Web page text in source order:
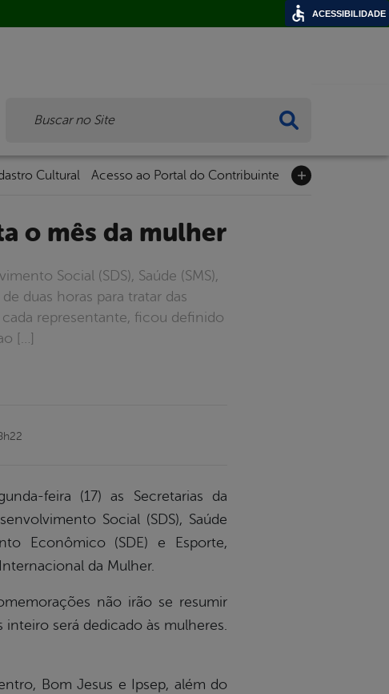
Cultural Acesso ao Portal do Contribuinte
o mês da mulher
Social (SDS), Saúde (SMS),
duas horas para tratar das
representante, ficou definido
[…]
feira (17) as Secretarias da
Social (SDS), Saúde
Econômico (SDE) e Esporte,
da Mulher.
não irão se resumir
será dedicado às mulheres.
Bom Jesus e Ipsep, além do
ACESSIBILIDADE